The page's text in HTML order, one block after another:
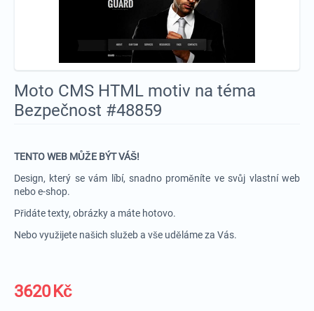
Moto CMS HTML motiv na téma
Bezpečnost #48859
TENTO WEB MŮŽE BÝT VÁŠ!
Design, který se vám líbí, snadno proměníte ve svůj vlastní web
nebo e-shop.
Přidáte texty, obrázky a máte hotovo.
Nebo využijete našich služeb a vše uděláme za Vás.
3620Kč